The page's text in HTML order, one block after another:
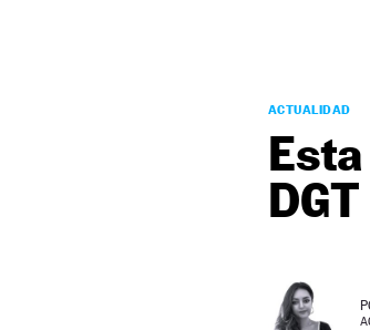
ACTUALIDAD
DGT